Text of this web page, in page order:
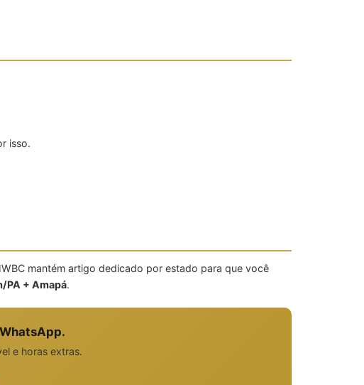
isso.
mantém artigo dedicado por estado para que você
PA + Amapá.
e horas extras.